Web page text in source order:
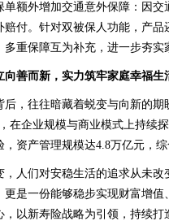
单额外增加交通意外保障：因
赔付。针对双被保人功能，产
多重保障互为补充，进一步夯实
向善而新，实力筑牢家庭幸福生
后，往往暗藏着蜕变与向新的
在企业规模与商业模式上持续
，资产管理规模达4.8万亿元，综
，人们对安稳生活的追求从未
更是一份能够稳步实现财富增
，以新寿险战略为引领，持续